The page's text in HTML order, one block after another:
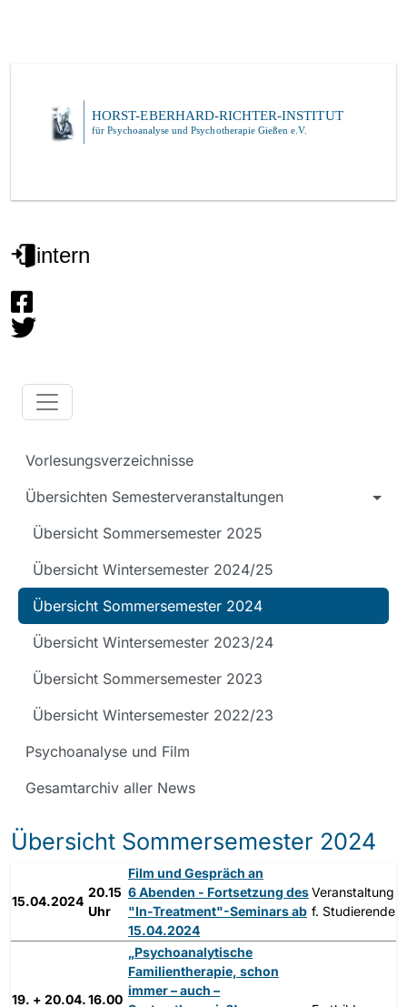
Vorlesungsverzeichnisse
Übersichten Semesterveranstaltungen
Übersicht Sommersemester 2025
Übersicht Wintersemester 2024/25
Übersicht Sommersemester 2024
Übersicht Wintersemester 2023/24
Übersicht Sommersemester 2023
Übersicht Wintersemester 2022/23
Psychoanalyse und Film
Gesamtarchiv aller News
Übersicht Sommersemester 2024
15.04.2024
20.15
Uhr
Film und Gespräch an
6 Abenden - Fortsetzung des
"In-Treatment"-Seminars ab
15.04.2024
Veranstaltung
f. Studierende
19. + 20.04.16.00
„Psychoanalytische
Familientherapie, schon
immer – auch –